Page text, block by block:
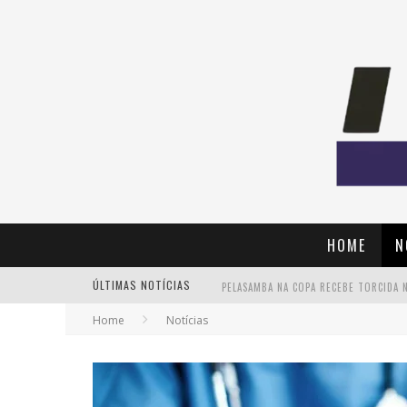
HOME
ÚLTIMAS NOTÍCIAS
Home Notícias